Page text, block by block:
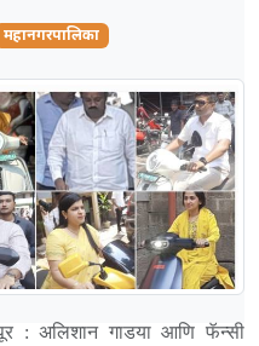
महानगरपालिका
: अलिशान गाडया आणि फॅन्सी